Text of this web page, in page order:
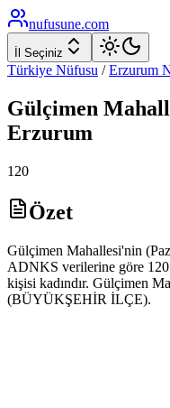
nufusune.com
İl Seçiniz
Türkiye Nüfusu / Erzurum
Gülçimen
Erzurum
120
Özet
Gülçimen Mahallesi'nin
ADNKS verilerine göre
kişisi kadındır. Gülçimen
(BÜYÜKŞEHİR İLÇE).